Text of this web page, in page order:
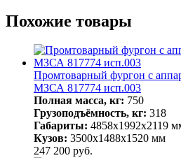
Похожие товары
Промтоварный фургон с
МЗСА 817774 исп.003
Полная масса, кг: 750
Грузоподъёмность, кг: 318
Габариты: 4858х1992х2119
Кузов: 3500х1488х1520 мм
247 200 руб.